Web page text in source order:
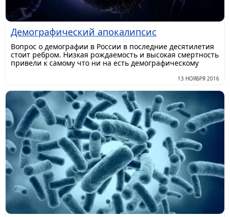
Демографический апокалипсис
Вопрос о демографии в России в последние десятилетия
стоит ребром. Низкая рождаемость и высокая смертность
привели к самому что ни на есть демографическому
13 НОЯБРЯ 2016